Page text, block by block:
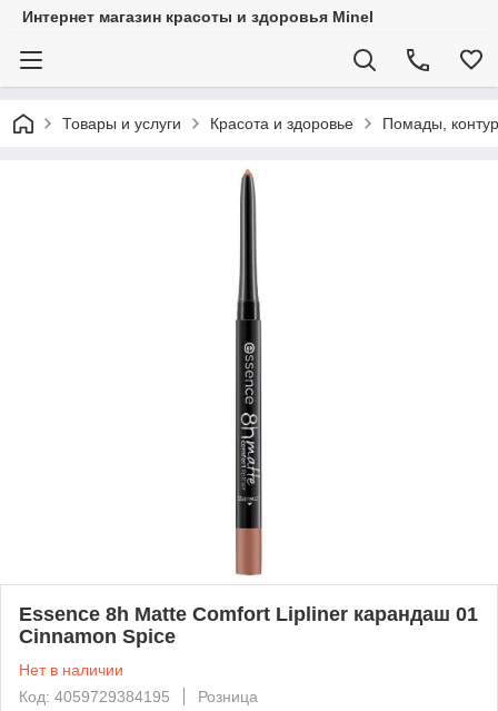
Интернет магазин красоты и здоровья Minel
Товары и услуги Красота и здоровье Помады,
Essence 8h Matte Comfort Lipliner карандаш 01
Cinnamon Spice
Нет в наличии
Код: 4059729384195
Розница